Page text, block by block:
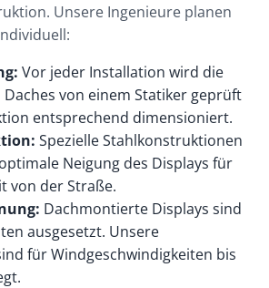
Unsere Ingenieure planen
Vor jeder Installation wird die
von einem Statiker geprüft
entsprechend dimensioniert.
Spezielle Stahlkonstruktionen
Neigung des Displays für
von der Straße.
Dachmontierte Displays sind
ausgesetzt. Unsere
für Windgeschwindigkeiten bis